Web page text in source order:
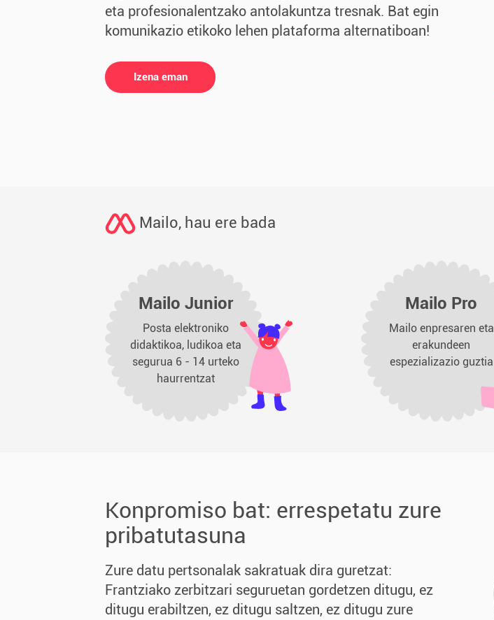
eta profesionalentzako antolakuntza tresnak. Bat egin
komunikazio etikoko lehen plataforma alternatiboan!
Izena eman
Mailo, hau ere bada
Mailo Junior
Posta elektroniko
didaktikoa, ludikoa eta
segurua 6 - 14 urteko
haurrentzat
Mailo Pro
Mailo enpresaren eta
erakundeen
espezializazio guztia
Konpromiso bat: errespetatu zure
pribatutasuna
Zure datu pertsonalak sakratuak dira guretzat:
Frantziako zerbitzari seguruetan gordetzen ditugu, ez
ditugu erabiltzen, ez ditugu saltzen, ez ditugu zure